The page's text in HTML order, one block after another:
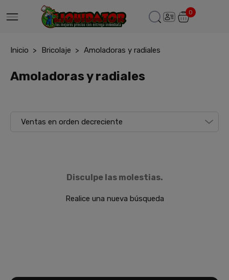
0
Inicio Bricolaje Amoladoras y radiales
Amoladoras y radiales
Disculpe las molestias.
Realice una nueva búsqueda